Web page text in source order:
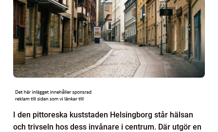
I den pittoreska kuststaden Helsingborg står hälsan
och trivseln hos dess invånare i centrum. Där utgör en